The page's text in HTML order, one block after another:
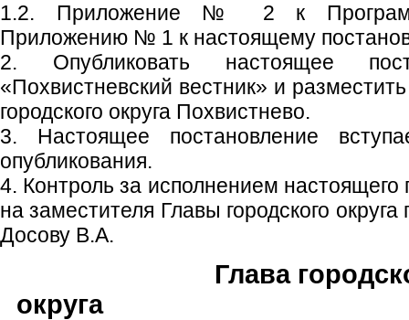
1.2. Приложение № 2 к
Приложению № 1 к настоящему
2. Опубликовать настоящее
«Похвистневский вестник» и
городского округа Похвистнево.
3. Настоящее постановление
опубликования.
4. Контроль за исполнением настоящего
на заместителя Главы городского
Досову В.А.
Глава
округа В.М.